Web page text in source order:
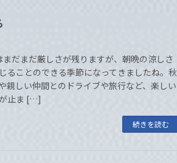
だまだ厳しさが残りますが、朝晩の涼しさ
ることのできる季節になってきましたね。秋
親しい仲間とのドライブや旅行など、楽しい
止ま […]
続きを読む